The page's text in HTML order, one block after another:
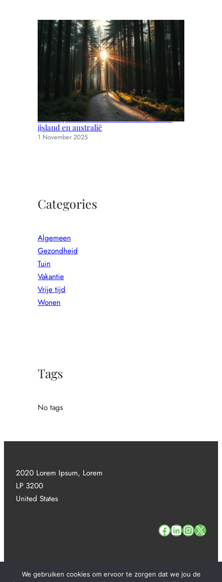
Reisinspiratie: avonturen en culturen in
ijsland en australië
1 November 2025
Categories
Algemeen
Gezondheid
Tuin
Vakantie
Vrije tijd
Wonen
Tags
No tags
2020 Lorem Ipsum, Lorem
LP 3200
United States
# # # #
We gebruiken cookies om ervoor te zorgen dat we jou de